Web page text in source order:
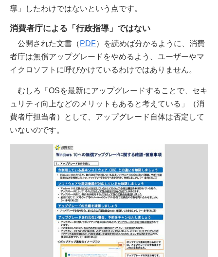
導」したわけではないという点です。
消費者庁による「行政指導」ではない
公開された文書（ PDF）を読めば分かるように、消費
者庁は無償アップグレードをやめるよう、ユーザーやマ
イクロソフトに呼びかけているわけではありません。
むしろ「OSを最新にアップグレードすることで、セキ
ュリティ向上などのメリットもあると考えている」（消
費者庁担当者）として、アップグレード自体は否定して
いないのです。